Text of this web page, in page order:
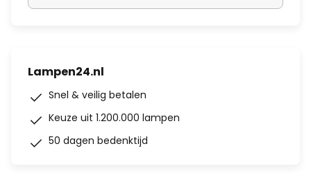
Lampen24.nl
Snel & veilig betalen
Keuze uit 1.200.000 lampen
50 dagen bedenktijd